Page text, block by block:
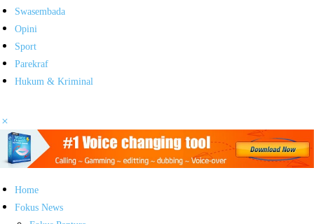
Swasembada
Opini
Sport
Parekraf
Hukum & Kriminal
Home
Fokus News